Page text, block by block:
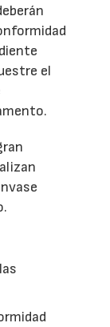
el